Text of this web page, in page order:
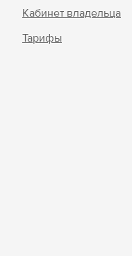
Кабинет владельца
Тарифы